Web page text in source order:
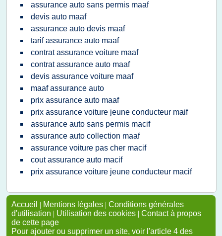
assurance auto sans permis maaf
devis auto maaf
assurance auto devis maaf
tarif assurance auto maaf
contrat assurance voiture maaf
contrat assurance auto maaf
devis assurance voiture maaf
maaf assurance auto
prix assurance auto maaf
prix assurance voiture jeune conducteur maif
assurance auto sans permis macif
assurance auto collection maaf
assurance voiture pas cher macif
cout assurance auto macif
prix assurance voiture jeune conducteur macif
Accueil | Mentions légales | Conditions générales
d'utilisation | Utilisation des cookies | Contact à propos
de cette page
Pour ajouter ou supprimer un site, voir l'article 4 des